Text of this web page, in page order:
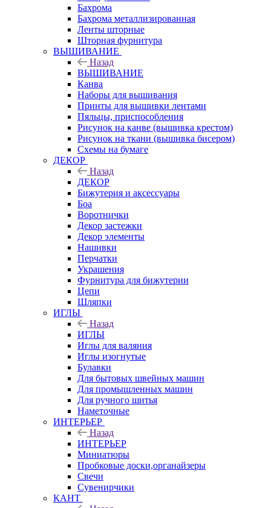
Бахрома
Бахрома металлизированная
Ленты шторные
Шторная фурнитура
ВЫШИВАНИЕ
Назад
ВЫШИВАНИЕ
Канва
Наборы для вышивания
Принты для вышивки лентами
Пяльцы, приспособления
Рисунок на канве (вышивка крестом)
Рисунок на ткани (вышивка бисером)
Схемы на бумаге
ДЕКОР
Назад
ДЕКОР
Бижутерия и аксессуары
Боа
Воротнички
Декор застежки
Декор элементы
Нашивки
Перчатки
Украшения
Фурнитура для бижутерии
Цепи
Шляпки
ИГЛЫ
Назад
ИГЛЫ
Иглы для валяния
Иглы изогнутые
Булавки
Для бытовых швейных машин
Для промышленных машин
Для ручного шитья
Наметочные
ИНТЕРЬЕР
Назад
ИНТЕРЬЕР
Миниатюры
Пробковые доски,органайзеры
Свечи
Сувенирчики
КАНТ